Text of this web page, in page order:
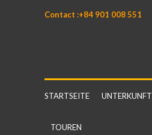
Contact :+84 901 008 551
STARTSEITE UNTERKUNFT
TOUREN